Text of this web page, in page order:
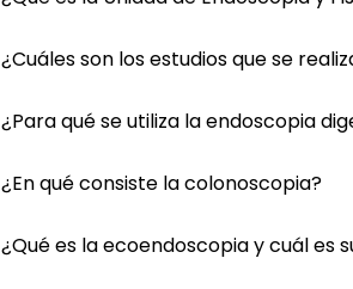
¿Cuáles son los estudios que se
¿Para qué se utiliza la endoscopia
¿En qué consiste la colonoscopia?
¿Qué es la ecoendoscopia y cuál es